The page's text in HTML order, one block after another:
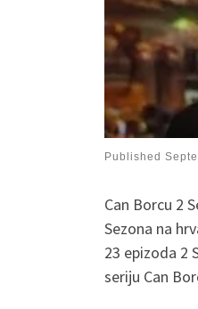
Published
Can Borcu 2
Sezona na
23 epizoda 2
seriju Can